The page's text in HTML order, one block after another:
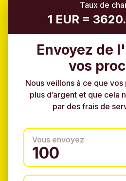
Taux de
1 EUR =
Envoyez de
vos
Nous veillons à ce que
plus d’argent et que cela
par des frais de
Vous envoyez